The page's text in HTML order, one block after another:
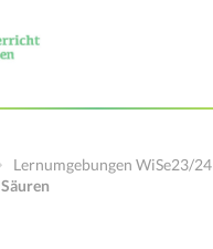
Lernumgebungen WiSe23/24
Säuren